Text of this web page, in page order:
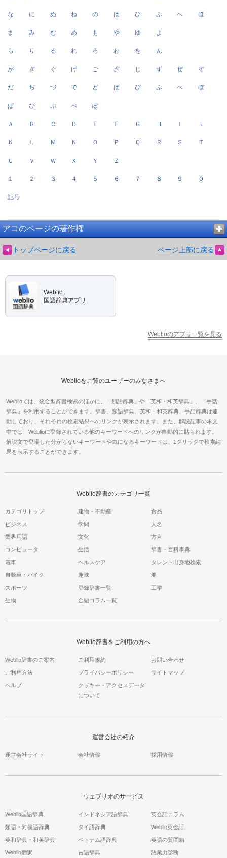
な に ぬ ね の は ひ ふ へ ほ
ま み む め も や ゆ よ
ら り る れ ろ わ を ん
が ぎ ぐ げ ご ざ じ ず ぜ ぞ
だ ぢ づ で ど ば び ぶ べ ぼ
ぱ ぴ ぷ ぺ ぽ
Ａ Ｂ Ｃ Ｄ Ｅ Ｆ Ｇ Ｈ Ｉ Ｊ
Ｋ Ｌ Ｍ Ｎ Ｏ Ｐ Ｑ Ｒ Ｓ Ｔ
Ｕ Ｖ Ｗ Ｘ Ｙ Ｚ
１ ２ ３ ４ ５ ６ ７ ８ ９ ０
記号
アコのページの著作権
トップページに戻る ページ上部に戻る
Weblio
国語辞典アプリ
Weblioのアプリ一覧を見る
Weblioをご覧のユーザーのみなさまへ
Weblioでは、統合型辞書検索のほかに、「類語辞典」や「英和・和英辞典」、「手話
辞典」を利用することができます。辞書、類語辞典、英和・和英辞典、手話辞典は連
動しており、それぞれの検索結果へのリンクが表示されます。また、解説記事の本文
中では、Weblioに登録されている他のキーワードへのリンクが自動的に貼られます。
解説文で登場した分からないキーワードや気になるキーワードは、1クリックで検索結
果を表示することができます。
Weblio辞書のカテゴリ一覧
カテゴリトップ 建物・不動産 食品
ビジネス 学問 人名
業界用語 文化 方言
コンピュータ 生活 辞書・百科事典
電車 ヘルスケア タレント出身地検索
自動車・バイク 趣味 船
スポーツ 登録辞書一覧 工学
生物 金融コラム一覧
Weblio辞書をご利用の方へ
Weblio辞書のご案内 ご利用規約 お問い合わせ
ご利用方法 プライバシーポリシー サイトマップ
ヘルプ
クッキー・アクセスデータ
について
運営会社の紹介
運営会社サイト 会社情報 採用情報
ウェブリオのサービス
Weblio国語辞典
類語・対義語辞典
英和辞典・和英辞典
Weblio翻訳
インドネシア語辞典
タイ語辞典
ベトナム語辞典
古語辞典
英会話コラム
Weblio英会話
英語の質問箱
語彙力診断